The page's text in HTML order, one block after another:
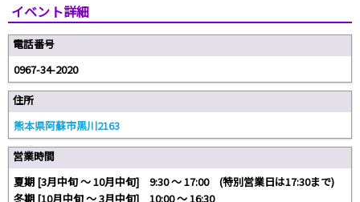
イベント詳細
電話番号
0967-34-2020
住所
熊本県阿蘇市黒川2163
営業時間
夏期 [3月中旬 ～ 10月中旬] 9:30 ～ 17:00 (特別営業日は17:30まで)
冬期 [10月中旬 ～ 3月中旬] 10:00 ～ 16:30